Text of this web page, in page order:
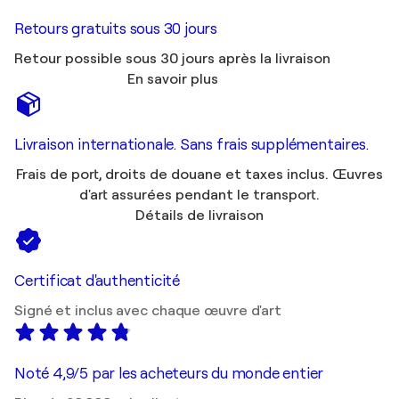
Retours gratuits sous 30 jours
Retour possible sous 30 jours après la livraison
En savoir plus
Livraison internationale. Sans frais supplémentaires.
Frais de port, droits de douane et taxes inclus. Œuvres
d'art assurées pendant le transport.
Détails de livraison
Certificat d'authenticité
Signé et inclus avec chaque œuvre d'art
Noté 4,9/5 par les acheteurs du monde entier